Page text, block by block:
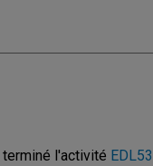
l'activité